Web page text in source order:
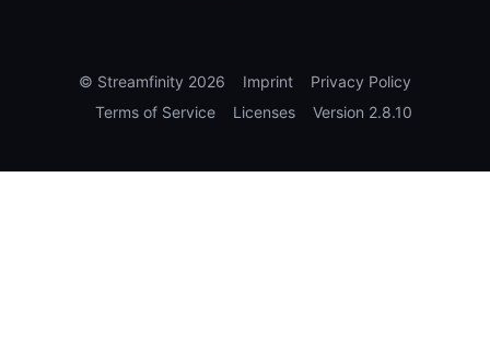
© Streamfinity 2026 Imprint
Privacy Policy
Terms of Service
Licenses Version 2.8.10